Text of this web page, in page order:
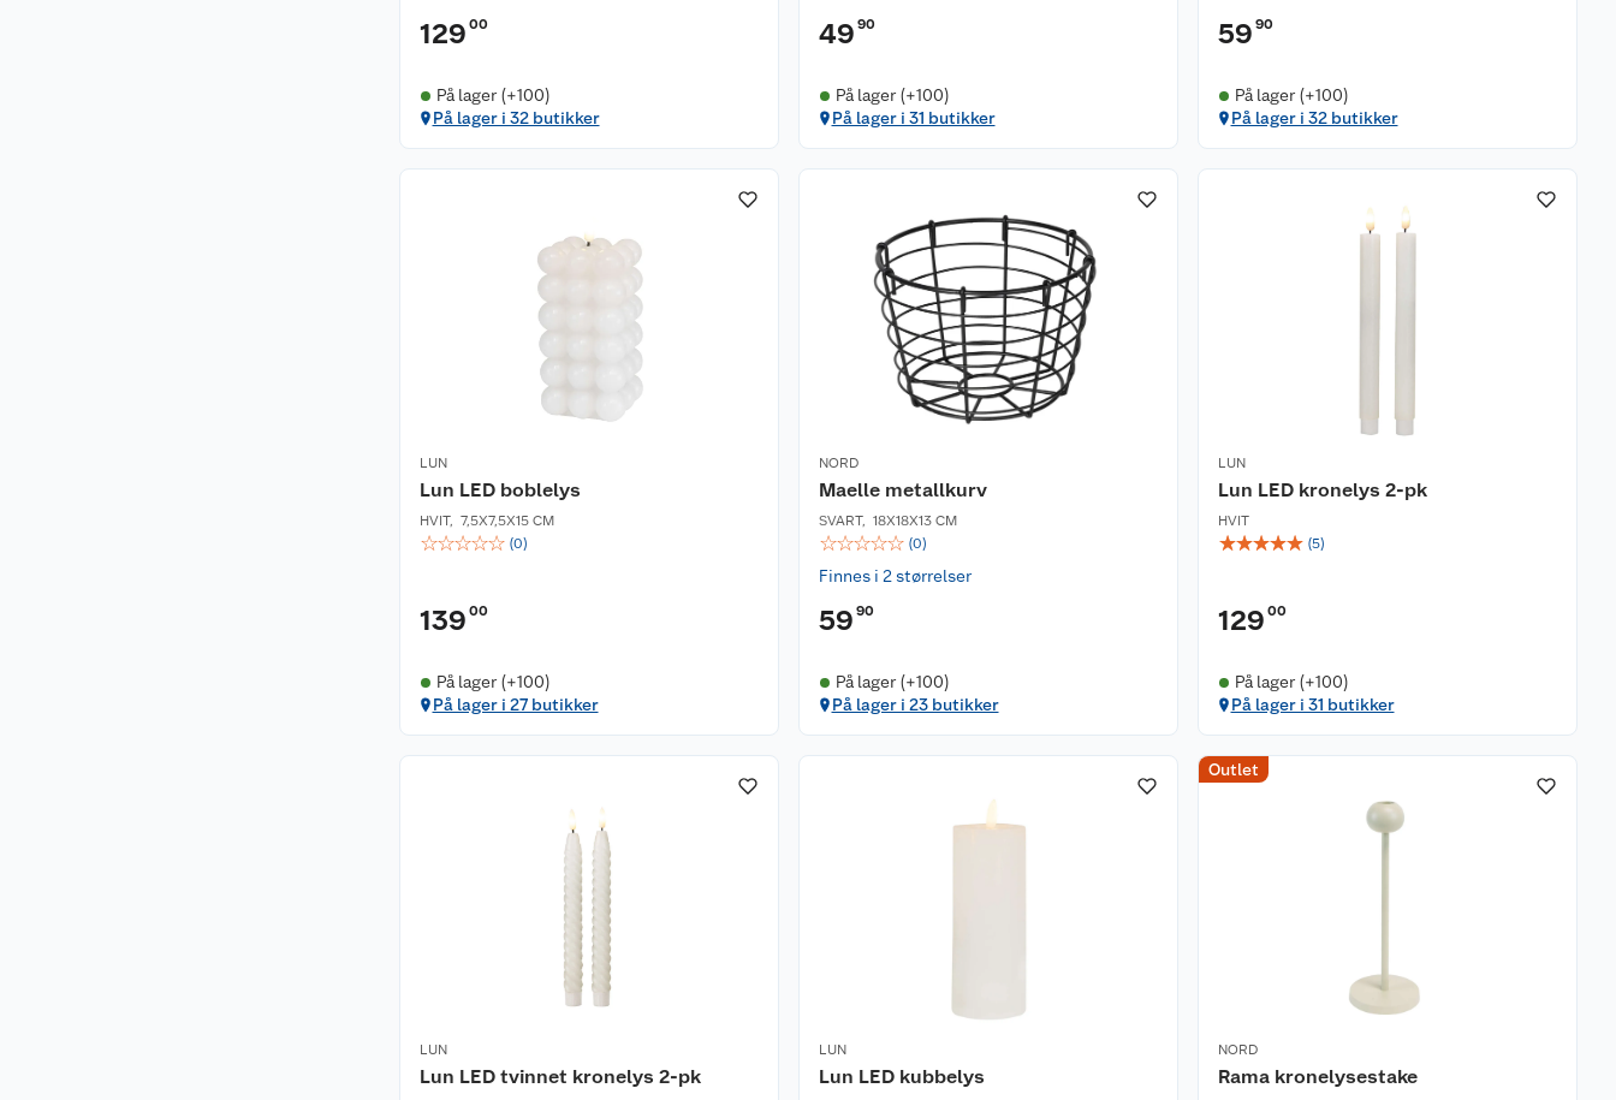
129 00
På lager (+100)
På lager i 32 butikker
49 90
På lager (+100)
På lager i 31 butikker
59 90
På lager (+100)
På lager i 32 butikker
LUN
Lun LED boblelys
HVIT, 7,5X7,5X15 CM
☆☆☆☆☆ (0)
139 00
På lager (+100)
På lager i 27 butikker
NORD
Maelle metallkurv
SVART, 18X18X13 CM
☆☆☆☆☆ (0)
Finnes i 2 størrelser
59 90
På lager (+100)
På lager i 23 butikker
LUN
Lun LED kronelys 2-pk
HVIT
☆☆☆☆☆ (5)
129 00
På lager (+100)
På lager i 31 butikker
LUN
Lun LED tvinnet kronelys 2-pk
LUN
Lun LED kubbelys
Outlet
NORD
Rama kronelysestake